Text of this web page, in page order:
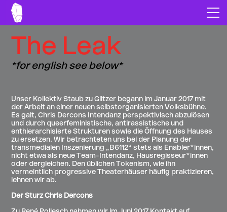
The Leak
*for english see below*
Unser Kollektiv Staub zu Glitzer begann im Januar 2017 mit
der Arbeit an einer neuen selbstorganisierten Volksbühne.
Es galt, Chris Dercons Intendanz perspektivisch abzulösen
und durch queerfeministische, antirassistische und
enthierarchisierte Strukturen sowie die Öffnung des Hauses
zu ersetzen. Wir betrachteten uns bei der Planung der
transmedialen Inszenierung „B6112“ stets als Enabler*innen,
nicht etwa als neue Team-Intendanz, Hausregisseur*innen
oder dergleichen. Den üblichen Tokenism, wie ihn
vermeintlich progressive Theaterhäuser häufig praktizieren,
lehnen wir ab.
Der Sturz Chris Dercons